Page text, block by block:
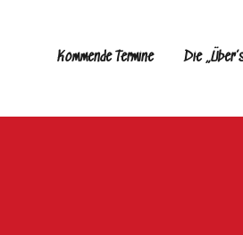
Kommende Termine Die